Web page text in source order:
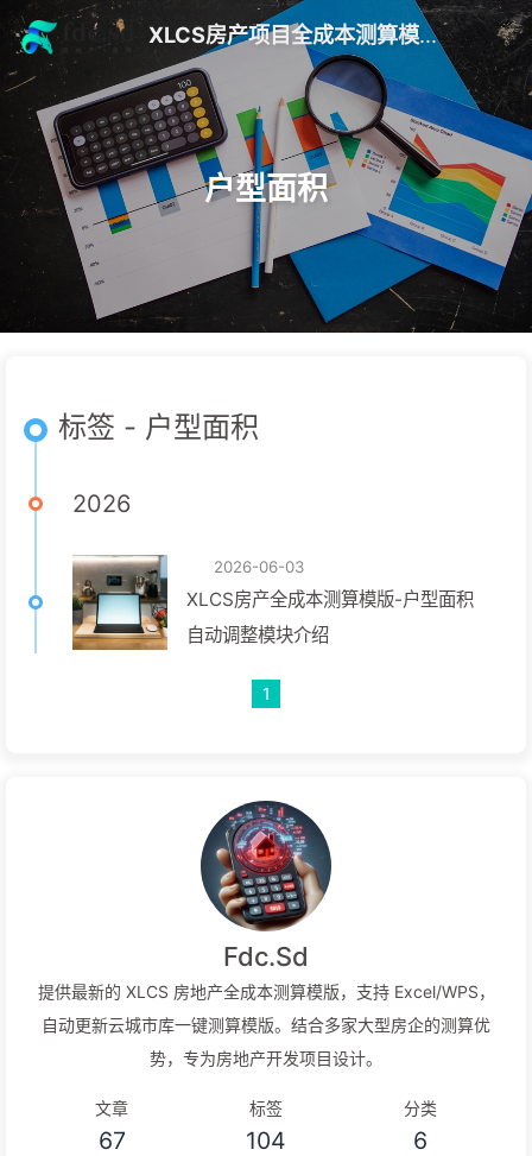
XLCS房产项目全成本测算模版 V10
户型面积
标签 - 户型面积
2026
2026-06-03
XLCS房产全成本测算模版-户型面积
自动调整模块介绍
1
Fdc.Sd
提供最新的 XLCS 房地产全成本测算模版，支持 Excel/WPS，
自动更新云城市库一键测算模版。结合多家大型房企的测算优
势，专为房地产开发项目设计。
文章
67
标签
104
分类
6